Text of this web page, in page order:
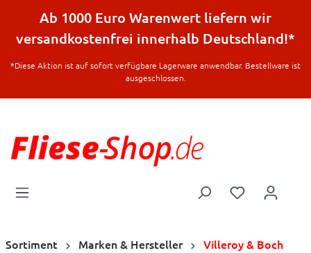
springen
Ab 1000 Euro Warenwert liefern wir
versandkostenfrei innerhalb Deutschland!*
*Diese Aktion ist auf sofort verfügbare Lagerware anwendbar. Bestellware ist
ausgeschlossen.
Sortiment Marken & Hersteller Villeroy & Boch